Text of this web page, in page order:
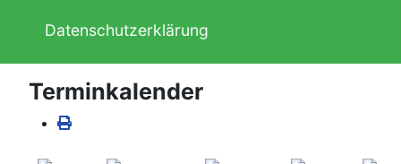
Datenschutzerklärung
Terminkalender